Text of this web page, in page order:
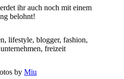
ihr auch noch mit einem
belohnt!
by Miu